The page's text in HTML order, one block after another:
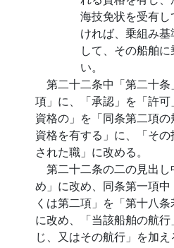
海技免状を受有
ければ、乗組み
して、その船舶
い。
第二十二条中「第二十
項」に、「承認」を「許
資格の」を「同条第二項
資格を有する」に、「そ
された職」に改める。
第二十二条の二の見出
め」に改め、同条第一項
くは第二項」を「第十八条
に改め、「当該船舶の航
じ、又はその航行」を加え